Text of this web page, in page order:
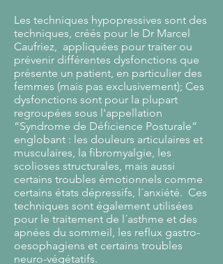
Les techniques hypopressives sont des
techniques, créés pour le Dr Marcel
Caufriez, appliquées pour traiter ou
prévenir différentes dysfonctions que
présente un patient, en particulier des
femmes (mais pas exclusivement); Ces
dysfonctions sont pour la plupart
regroupées sous l'appellation
“Syndrome de Déficience Posturale”
englobant : les douleurs articulaires et
musculaires, la fibromyalgie, les
scolioses structurales, mais aussi
certains troubles émotionnels comme
certains états dépressifs, l´anxiété. Ces
techniques sont également utilisées
pour le traitement de l´asthme et des
apnées du sommeil, les reflux gastro-
oesophagiens et certains troubles
neuro-végétatifs.